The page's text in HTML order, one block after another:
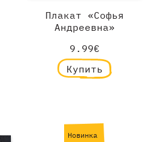
Плакат «Софья
Андреевна»
9.99€
Купить
Новинка